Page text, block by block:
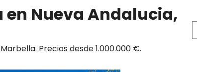
Nueva Andalucia,
Precios desde 1.000.000 €.